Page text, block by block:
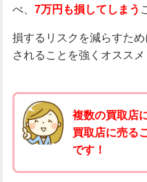
べ、 7万円も損してしまう
損するリスクを減らすた
されることを強くオススメ
複数の買取店
買取店に売る
です！